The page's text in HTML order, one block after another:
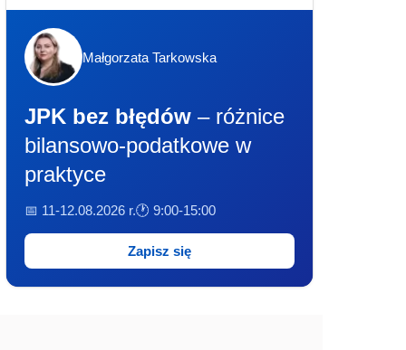
Małgorzata Tarkowska
JPK bez błędów – różnice
bilansowo-podatkowe w
praktyce
📅 11-12.08.2026 r.🕐 9:00-15:00
Zapisz się